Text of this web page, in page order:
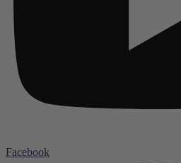
Facebook